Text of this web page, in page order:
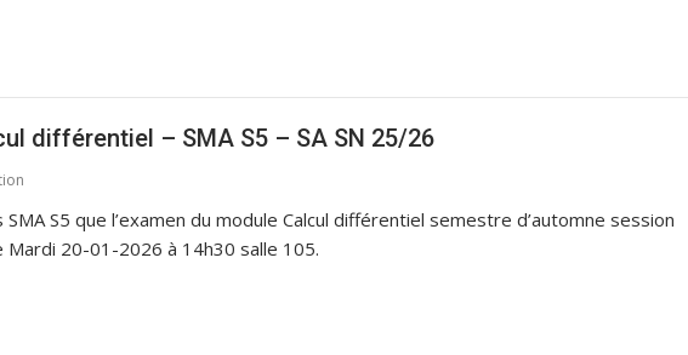
différentiel – SMA S5 – SA SN 25/26
S5 que l’examen du module Calcul différentiel semestre d’automne session
20-01-2026 à 14h30 salle 105.